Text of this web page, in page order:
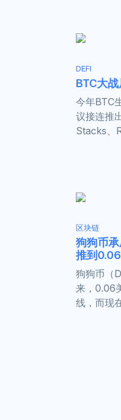
DEFI
BTC大
今年BTC
议接连推
Stacks、
区块链
狗狗币
推到
狗狗币（
来，0.06
线，而现